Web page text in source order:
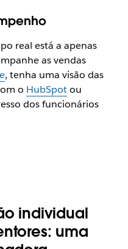
real está a apenas
as vendas
, tenha uma visão das
o HubSpotou
dos funcionários
individual
uma